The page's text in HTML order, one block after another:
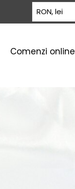
Comenzi online